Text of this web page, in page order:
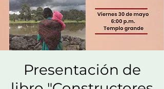
Presentación de